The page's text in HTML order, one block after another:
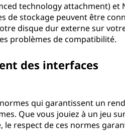
technology attachment) et
de stockage peuvent être
disque dur externe sur
problèmes de compatibilité.
des interfaces
qui garantissent un
Que vous jouiez à un jeu
respect de ces normes